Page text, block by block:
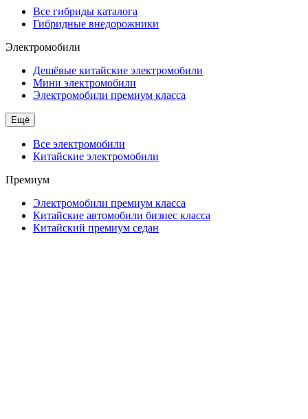
Все гибриды каталога
Гибридные внедорожники
Электромобили
Дешёвые китайские электромобили
Мини электромобили
Электромобили премиум класса
Ещё
Все электромобили
Китайские электромобили
Премиум
Электромобили премиум класса
Китайские автомобили бизнес класса
Китайский премиум седан